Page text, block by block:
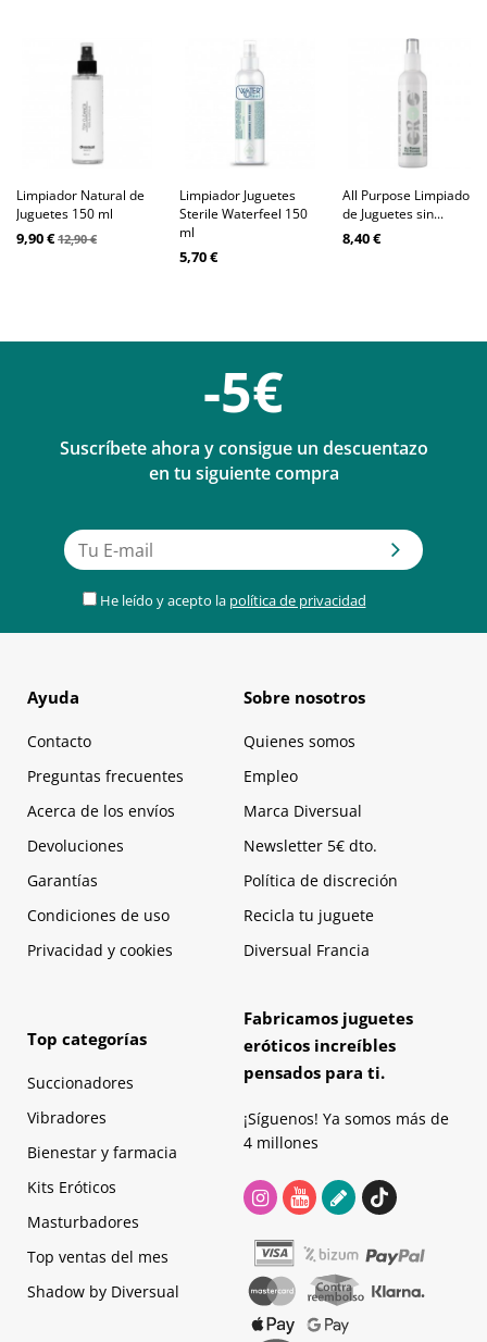
Limpiador Natural de
Juguetes 150 ml
9,90 €12,90 €
Limpiador Juguetes
Sterile Waterfeel 150
ml
5,70 €
All Purpose Limpiador
de Juguetes sin...
8,40 €
-5€
Suscríbete ahora y consigue un descuentazo
en tu siguiente compra
He leído y acepto la política de privacidad
Ayuda
Contacto
Preguntas frecuentes
Acerca de los envíos
Devoluciones
Garantías
Condiciones de uso
Privacidad y cookies
Sobre nosotros
Quienes somos
Empleo
Marca Diversual
Newsletter 5€ dto.
Política de discreción
Recicla tu juguete
Diversual Francia
Top categorías
Succionadores
Vibradores
Bienestar y farmacia
Kits Eróticos
Masturbadores
Top ventas del mes
Shadow by Diversual
Fabricamos juguetes
eróticos increíbles
pensados para ti.
¡Síguenos! Ya somos más de
4 millones